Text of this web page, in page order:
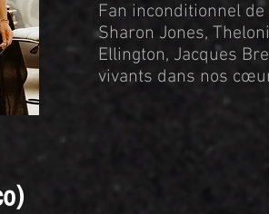
Fan inconditionnel
Sharon Jones,
Ellington, Jacques
vivants dans nos